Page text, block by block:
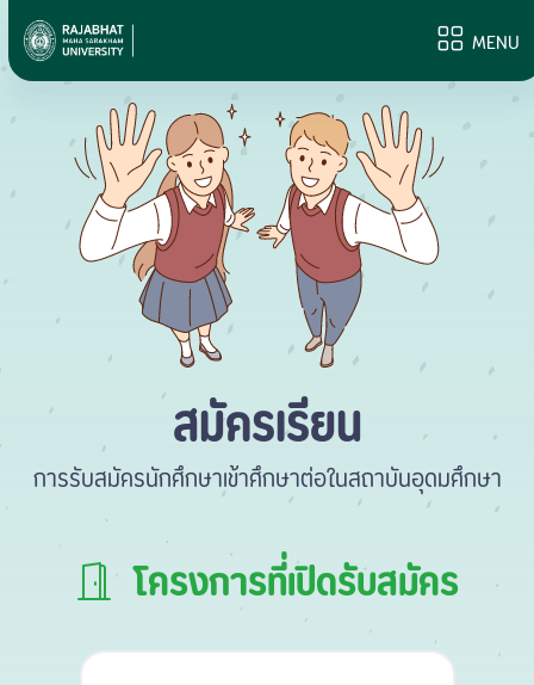
MENU
สมัครเรียน
การรับสมัครนักศึกษาเข้าศึกษาต่อในสถาบันอุดมศึกษา
โครงการที่เปิดรับสมัคร